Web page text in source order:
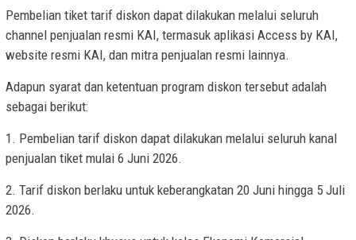
Pembelian tiket tarif diskon dapat dilakukan melalui seluruh
channel penjualan resmi KAI, termasuk aplikasi Access by KAI,
website resmi KAI, dan mitra penjualan resmi lainnya.
Adapun syarat dan ketentuan program diskon tersebut adalah
sebagai berikut:
1. Pembelian tarif diskon dapat dilakukan melalui seluruh kanal
penjualan tiket mulai 6 Juni 2026.
2. Tarif diskon berlaku untuk keberangkatan 20 Juni hingga 5 Juli
2026.